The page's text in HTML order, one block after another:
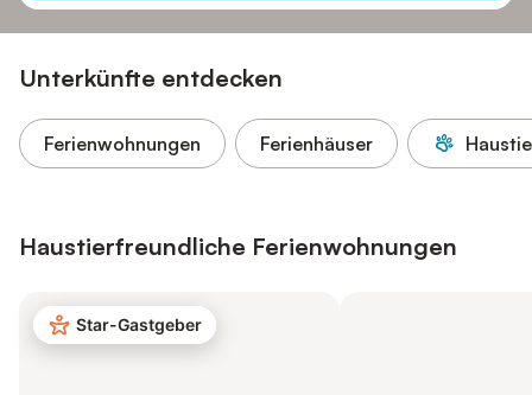
Unterkünfte entdecken
Ferienwohnungen Ferienhäuser
Haustierfreundliche Ferienwohnungen
Star-Gastgeber